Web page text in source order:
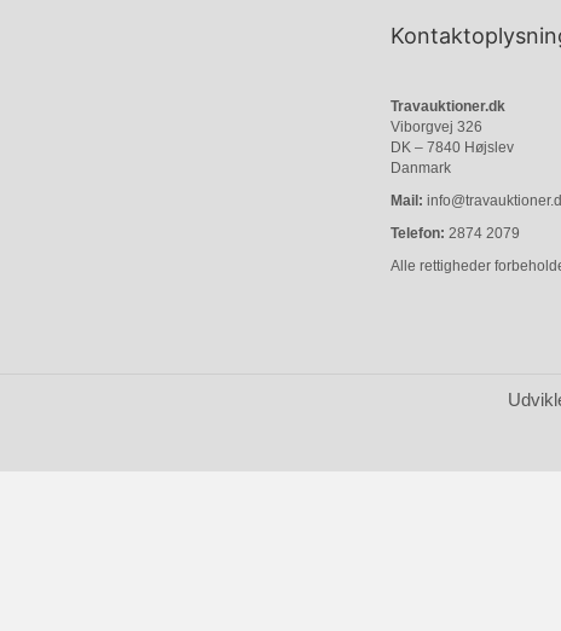
Travauktioner.dk
Viborgvej 326
DK – 7840 Højslev
Danmark
Mail:
Telefon: 2874 2079
Alle rettigheder